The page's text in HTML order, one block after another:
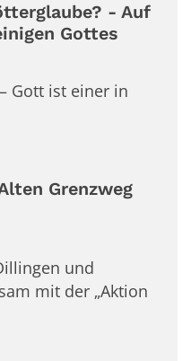
- Auf
Gottes
Gott ist einer in
Grenzweg
und
mit der „Aktion